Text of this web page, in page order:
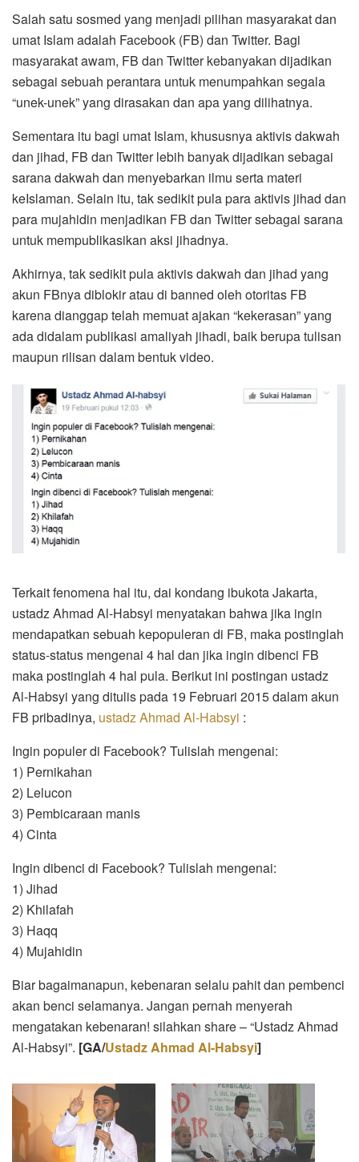
Salah satu sosmed yang menjadi pilihan masyarakat dan
umat Islam adalah Facebook (FB) dan Twitter. Bagi
masyarakat awam, FB dan Twitter kebanyakan dijadikan
sebagai sebuah perantara untuk menumpahkan segala
“unek-unek” yang dirasakan dan apa yang dilihatnya.
Sementara itu bagi umat Islam, khususnya aktivis dakwah
dan jihad, FB dan Twitter lebih banyak dijadikan sebagai
sarana dakwah dan menyebarkan ilmu serta materi
keIslaman. Selain itu, tak sedikit pula para aktivis jihad dan
para mujahidin menjadikan FB dan Twitter sebagai sarana
untuk mempublikasikan aksi jihadnya.
Akhirnya, tak sedikit pula aktivis dakwah dan jihad yang
akun FBnya diblokir atau di banned oleh otoritas FB
karena dianggap telah memuat ajakan “kekerasan” yang
ada didalam publikasi amaliyah jihadi, baik berupa tulisan
maupun rilisan dalam bentuk video.
Terkait fenomena hal itu, dai kondang ibukota Jakarta,
ustadz Ahmad Al-Habsyi menyatakan bahwa jika ingin
mendapatkan sebuah kepopuleran di FB, maka postinglah
status-status mengenai 4 hal dan jika ingin dibenci FB
maka postinglah 4 hal pula. Berikut ini postingan ustadz
Al-Habsyi yang ditulis pada 19 Februari 2015 dalam akun
FB pribadinya, ustadz Ahmad Al-Habsyi :
Ingin populer di Facebook? Tulislah mengenai:
1) Pernikahan
2) Lelucon
3) Pembicaraan manis
4) Cinta
Ingin dibenci di Facebook? Tulislah mengenai:
1) Jihad
2) Khilafah
3) Haqq
4) Mujahidin
Biar bagaimanapun, kebenaran selalu pahit dan pembenci
akan benci selamanya. Jangan pernah menyerah
mengatakan kebenaran! silahkan share – “Ustadz Ahmad
Al-Habsyi”. [GA/Ustadz Ahmad Al-Habsyi]